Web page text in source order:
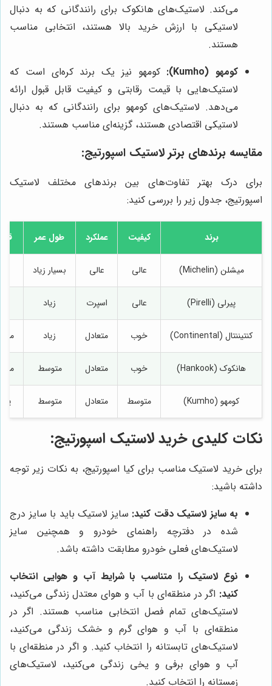
می‌کند. لاستیک‌های هانکوک برای رانندگانی که به دنبال
لاستیکی با ارزش خرید بالا هستند، انتخابی مناسب
هستند.
کومهو (Kumho):
کومهو نیز یک برند کره‌ای است که
لاستیک‌هایی با قیمت رقابتی و کیفیت قابل قبول ارائه
می‌دهد. لاستیک‌های کومهو برای رانندگانی که به دنبال
لاستیکی اقتصادی هستند، گزینه‌ای مناسب هستند.
مقایسه برندهای برتر لاستیک اسپورتیج:
برای درک بهتر تفاوت‌های بین برندهای مختلف لاستیک
اسپورتیج، جدول زیر را بررسی کنید:
برند کیفیت عملکرد طول عمر
میشلن (Michelin) عالی عالی بسیار زیاد
پیرلی (Pirelli) عالی اسپرت زیاد
کنتیننتال (Continental) خوب متعادل زیاد
هانکوک (Hankook) خوب متعادل متوسط
کومهو (Kumho) متوسط متعادل متوسط
نکات کلیدی خرید لاستیک اسپورتیج:
برای خرید لاستیک مناسب برای کیا اسپورتیج، به نکات زیر توجه
داشته باشید:
به سایز لاستیک دقت کنید: سایز لاستیک باید با سایز درج
شده در دفترچه راهنمای خودرو و همچنین سایز
لاستیک‌های فعلی خودرو مطابقت داشته باشد.
نوع لاستیک را متناسب با شرایط آب و هوایی انتخاب
کنید: اگر در منطقه‌ای با آب و هوای معتدل زندگی می‌کنید،
لاستیک‌های تمام فصل انتخابی مناسب هستند. اگر در
منطقه‌ای با آب و هوای گرم و خشک زندگی می‌کنید،
لاستیک‌های تابستانه را انتخاب کنید. و اگر در منطقه‌ای با
آب و هوای برفی و یخی زندگی می‌کنید، لاستیک‌های
زمستانه را انتخاب کنید.